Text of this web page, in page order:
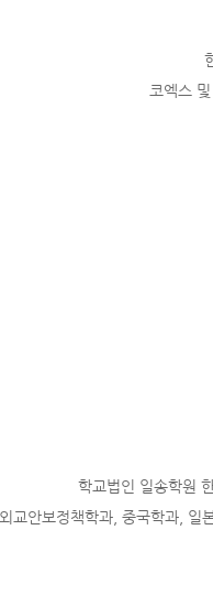
코엑스
학교법인 일송학원
외교안보정책학과, 중국학과, 일